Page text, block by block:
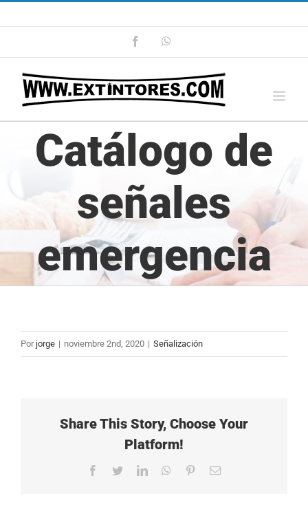
contenido
Facebook
Catálogo de
señales
emergencia
imagen
Por jorge | noviembre 2nd, 2020 | Señalización
Share This Story, Choose Your
Platform!
Facebook
TwitterLinkedInWhatsApp
PinterestCorreo